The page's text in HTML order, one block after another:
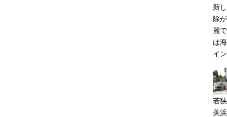
新
除
麗
は
イ
若
美